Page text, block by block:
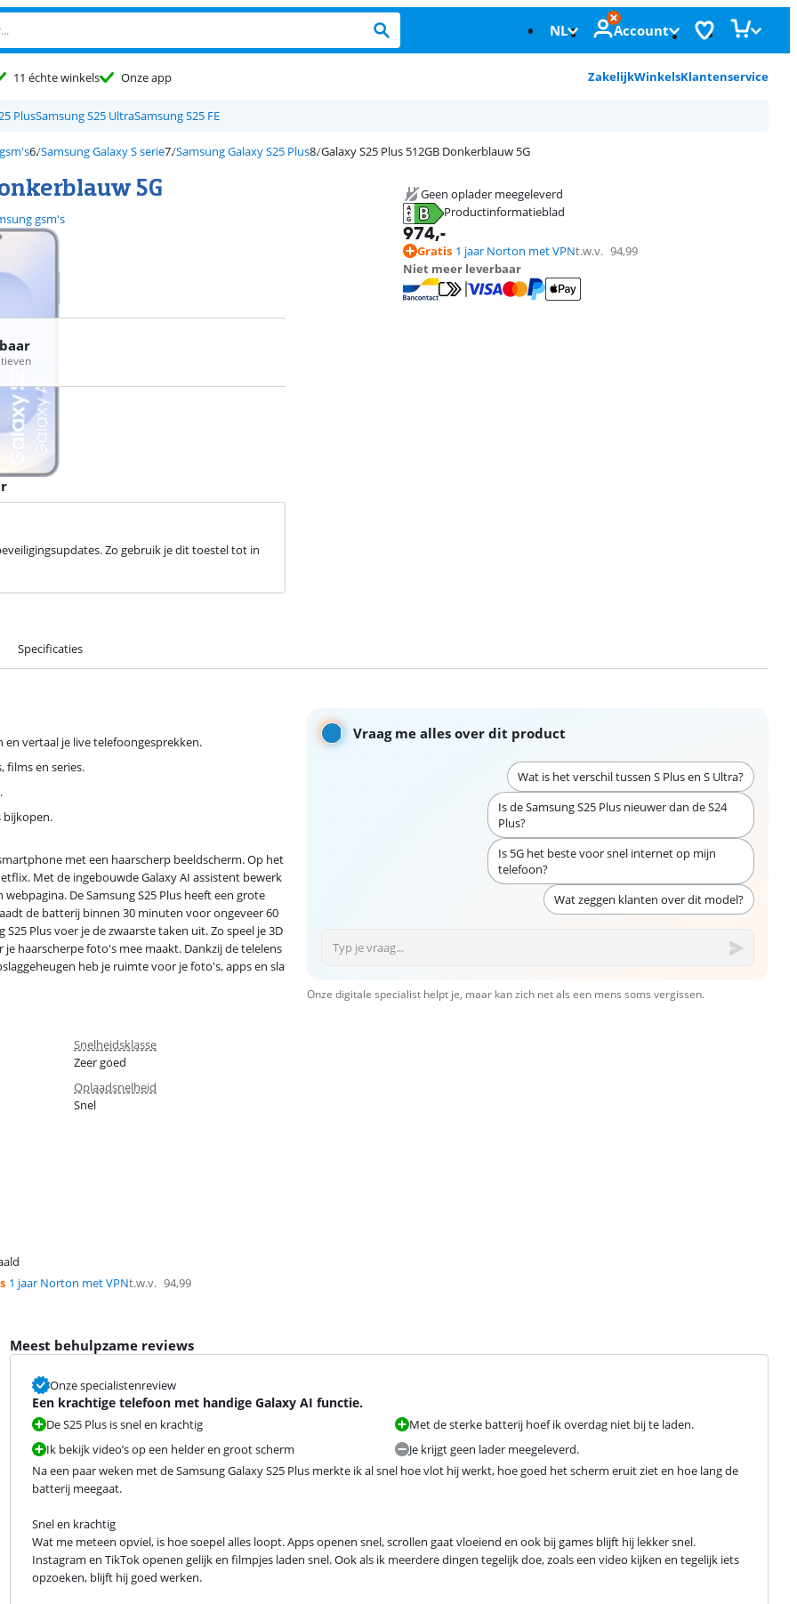
NL Account
11 échte winkels Onze app ZakelijkWinkelsKlantenservice
PlusSamsung S25 UltraSamsung S25 FE
Samsung Galaxy S serie Samsung Galaxy S25 Plus Galaxy S25 Plus 512GB Donkerblauw 5G
5G
gsm's
Zo gebruik je dit toestel tot in
Geen oplader meegeleverd
Productinformatieblad
opent in nieuw tabblad
974,-
Gratis 1 jaar Norton met VPNt.w.v. 94,99
Niet meer leverbaar
Specificaties
Vraag me alles over dit product
Wat is het verschil tussen S Plus en S Ultra?
Is de Samsung S25 Plus nieuwer dan de S24
Plus?
Is 5G het beste voor snel internet op mijn
telefoon?
Wat zeggen klanten over dit model?
Onze digitale specialist helpt je, maar kan zich net als een mens soms vergissen.
vertaal je live telefoongesprekken.
films en series.
bijkopen.
met een haarscherp beeldscherm. Op het
Met de ingebouwde Galaxy AI assistent bewerk
De Samsung S25 Plus heeft een grote
de batterij binnen 30 minuten voor ongeveer 60
Plus voer je de zwaarste taken uit. Zo speel je 3D
haarscherpe foto's mee maakt. Dankzij de telelens
heb je ruimte voor je foto's, apps en sla
Snelheidsklasse
Zeer goed
Oplaadsnelheid
Snel
1 jaar Norton met VPNt.w.v. 94,99
Meest behulpzame reviews
Onze specialistenreview
Een krachtige telefoon met handige Galaxy AI functie.
De S25 Plus is snel en krachtig
Ik bekijk video’s op een helder en groot scherm
Met de sterke batterij hoef ik overdag niet bij te laden.
Je krijgt geen lader meegeleverd.
Na een paar weken met de Samsung Galaxy S25 Plus merkte ik al snel hoe vlot hij werkt, hoe goed het scherm eruit ziet en hoe lang de
batterij meegaat.
Snel en krachtig
Wat me meteen opviel, is hoe soepel alles loopt. Apps openen snel, scrollen gaat vloeiend en ook bij games blijft hij lekker snel.
Instagram en TikTok openen gelijk en filmpjes laden snel. Ook als ik meerdere dingen tegelijk doe, zoals een video kijken en tegelijk iets
opzoeken, blijft hij goed werken.